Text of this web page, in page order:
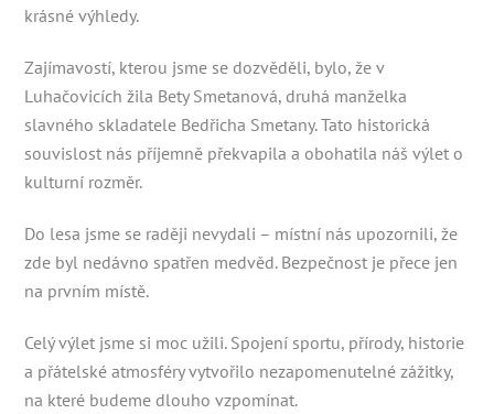
krásné výhledy.
Zajímavostí, kterou jsme se dozvěděli, bylo, že v
Luhačovicích žila Bety Smetanová, druhá manželka
slavného skladatele Bedřicha Smetany. Tato historická
souvislost nás příjemně překvapila a obohatila náš výlet o
kulturní rozměr.
Do lesa jsme se raději nevydali – místní nás upozornili, že
zde byl nedávno spatřen medvěd. Bezpečnost je přece jen
na prvním místě.
Celý výlet jsme si moc užili. Spojení sportu, přírody, historie
a přátelské atmosféry vytvořilo nezapomenutelné zážitky,
na které budeme dlouho vzpomínat.